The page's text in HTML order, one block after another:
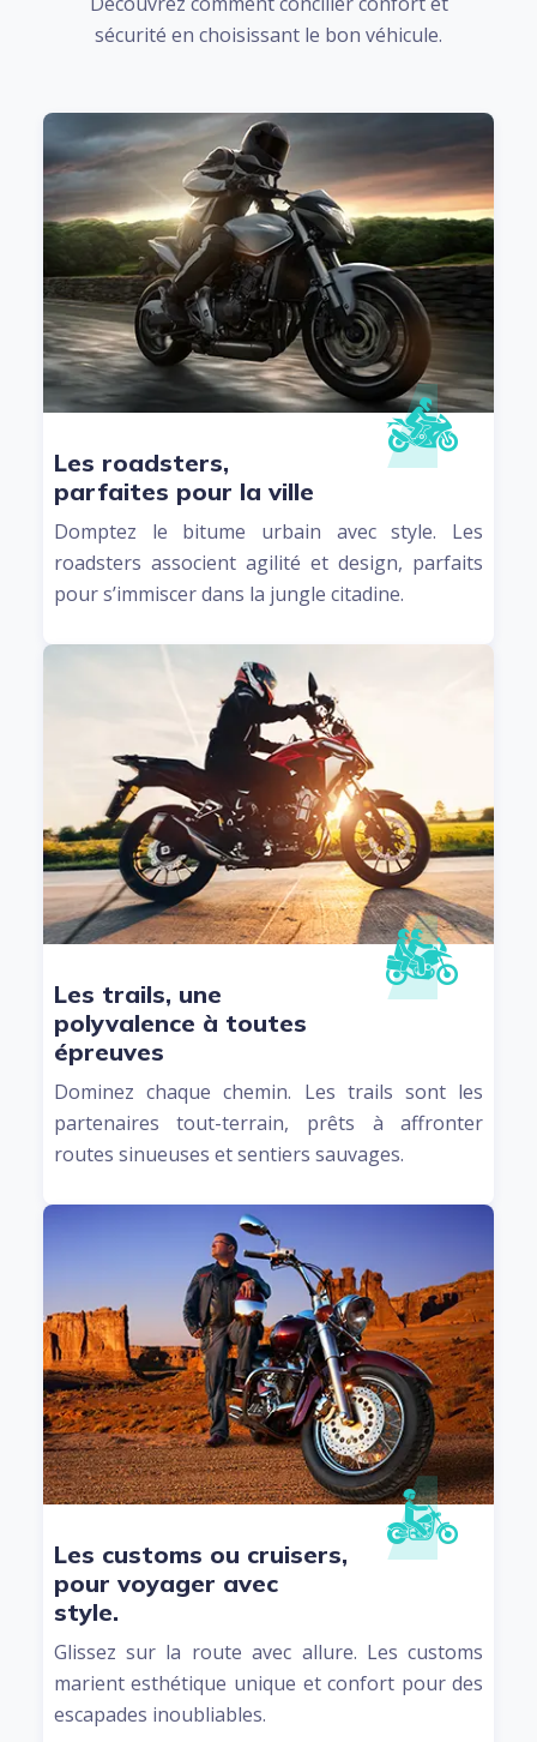
sécurité en choisissant le bon véhicule.
Les roadsters,
parfaites pour la ville
Domptez le bitume urbain avec style. Les
roadsters associent agilité et design, parfaits
pour s’immiscer dans la jungle citadine.
Les trails, une
polyvalence à toutes
épreuves
Dominez chaque chemin. Les trails sont les
partenaires tout-terrain, prêts à affronter
routes sinueuses et sentiers sauvages.
Les customs ou cruisers,
pour voyager avec
style.
Glissez sur la route avec allure. Les customs
marient esthétique unique et confort pour des
escapades inoubliables.